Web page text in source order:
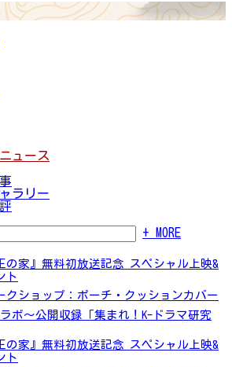
ュース
ラリー
+ MORE
の家』無料初放送記念 スペシャル上映&
ト
クショップ：ポーチ・クッションカバー
ボ～公開収録「集まれ！K-ドラマ研究
の家』無料初放送記念 スペシャル上映&
ト